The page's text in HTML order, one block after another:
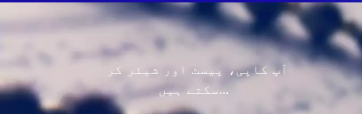
آپ کاپی، پیسٹ اور شیئر کر
سکتے ہیں...